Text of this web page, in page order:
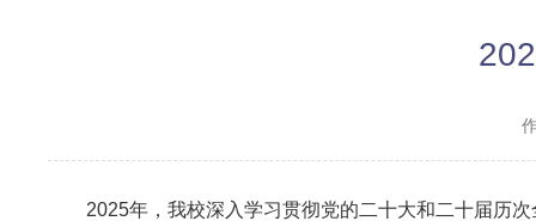
2025年，我校深入学习贯彻党的二十大和二十届历